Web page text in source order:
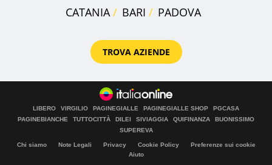
CATANIA
BARI PADOVA
TROVA AZIENDE
LIBERO VIRGILIO PAGINEGIALLE PAGINEGIALLE SHOP
PGCASA
PAGINEBIANCHE
TUTTOCITTÀ DILEI SIVIAGGIA QUIFINANZA
BUONISSIMO
SUPEREVA
Chi siamo Note Legali Privacy Cookie Policy
Preferenze sui cookie
Aiuto